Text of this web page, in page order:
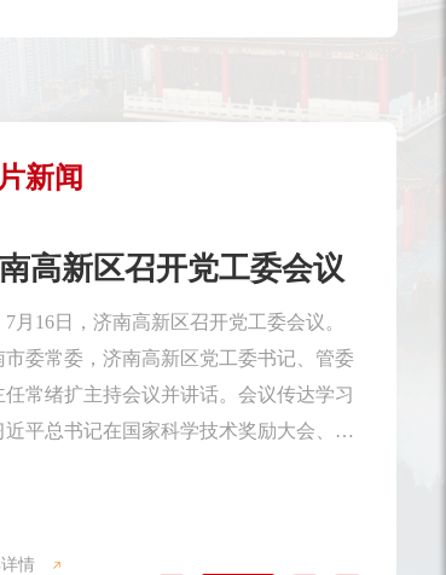
新闻
高新区优秀共产党员、
秀党务工作者和先进基层
会主任常绪扩出席会议并讲话。济南高新
情